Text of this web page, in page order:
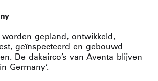
worden gepland, ontwikkeld,
geïnspecteerd en gebouwd
De dakairco’s van Aventa blijven
Germany’.